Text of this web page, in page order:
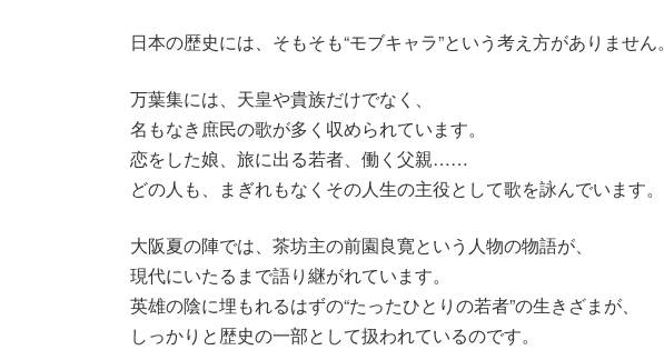
日本の歴史には、そもそも“モブキャラ”という考え方がありません。
万葉集には、天皇や貴族だけでなく、
名もなき庶民の歌が多く収められています。
恋をした娘、旅に出る若者、働く父親……
どの人も、まぎれもなくその人生の主役として歌を詠んでいます。
大阪夏の陣では、茶坊主の前園良寛という人物の物語が、
現代にいたるまで語り継がれています。
英雄の陰に埋もれるはずの“たったひとりの若者”の生きざまが、
しっかりと歴史の一部として扱われているのです。